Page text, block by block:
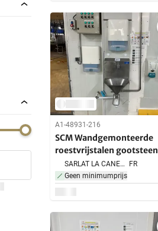
A1-48931-216
SCM Wandgemonteerde
roestvrijstalen gootsteen
SARLAT LA CANEDA,
FR
Geen minimumprijs